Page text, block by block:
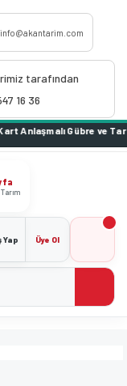
info@akantarim.com
tarafından
16 36
Yap Üye Ol